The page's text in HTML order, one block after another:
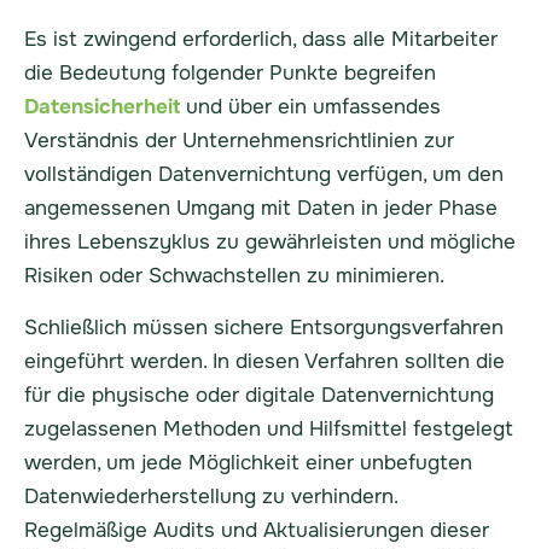
Es ist zwingend erforderlich, dass alle Mitarbeiter
die Bedeutung folgender Punkte begreifen
Datensicherheit und über ein umfassendes
Verständnis der Unternehmensrichtlinien zur
vollständigen Datenvernichtung verfügen, um den
angemessenen Umgang mit Daten in jeder Phase
ihres Lebenszyklus zu gewährleisten und mögliche
Risiken oder Schwachstellen zu minimieren.
Schließlich müssen sichere Entsorgungsverfahren
eingeführt werden. In diesen Verfahren sollten die
für die physische oder digitale Datenvernichtung
zugelassenen Methoden und Hilfsmittel festgelegt
werden, um jede Möglichkeit einer unbefugten
Datenwiederherstellung zu verhindern.
Regelmäßige Audits und Aktualisierungen dieser